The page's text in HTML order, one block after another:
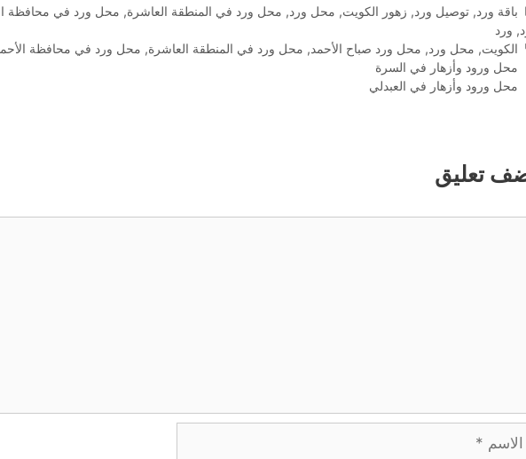
التصنيفات
باقة ورد, توصيل ورد, زهور الكويت, محل ورد, محل ورد في المنطقة العاشرة, محل ورد في محافظة
, ورد
الوسوم
الكويت, محل ورد, محل ورد صباح الأحمد, محل ورد في المنطقة العاشرة, محل ورد في محافظة
محل ورود وأزهار في السرة
محل ورود وأزهار في العبدلي
تعليق